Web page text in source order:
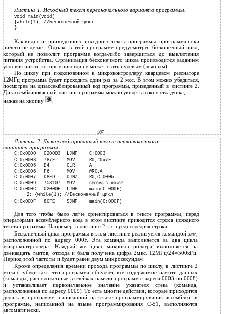
Листинг 1. Исходный текст первоначального варианта программы.
void main(void)
{while(1); //Бесконечный цикл
}
Как видно из приведённого исходного текста программы, программа пока
ничего не делает. Однако в этой программе предусмотрен бесконечный цикл,
который не позволит программе когда-либо завершиться до выключения
питания устройства. Организация бесконечного цикла производится заданием
условия цикла, которое никогда не может стать нулевым (ложным).
По циклу при подключенном к микроконтроллеру кварцевом резонаторе
12МГц программа будет проходить один раз за 2 мкс. В этом можно убедиться,
посмотрев на дизассемблированный код программы, приведенный в листинге 2.
Дизассемблированный листинг программы можно увидеть в окне отладчика,
нажав на кнопку .
107
Листинг 2. Дизассемблированный текст первоначального
варианта программы.
C:0x0000 020003 LJMP
C:0003
C:0x0003
787F MOV
R0,#0x7F
C:0x0005
E4 CLR
A
C:0x0006
F6 MOV @R0,A
C:0x0007 D8FD DJNZ
R0,C:0006
C:0x0009
758107 MOV SP(0x81),#0x07
C:0x000C 02000F LJMP main(C:000F)
2: {while(1); //Бесконечный цикл
C:0x000F
80FE SJMP main(C:000F)
Для того чтобы было легче ориентироваться в тексте программы, перед
операторами ассемблерного кода в этом листинге приводится строка исходного
текста программы. Например, в листинге 2 это предпоследняя строка.
Бесконечный цикл программы в этом листинге реализуется командой SJMP,
расположенной по адресу 000F. Эта команда выполняется за два цикла
микроконтроллера. Каждый же цикл микроконтроллера выполняется за
двенадцать тактов, отсюда и была получена цифра 2мкс. 12МГц/24=500кГц.
Период этой частоты и будет равен двум микросекундам.
Кроме определения времени прохода программы по циклу, в листинге 2
можно убедиться, что программа обнуляет всё содержимое памяти данных
(команды, расположенные в ячейках памяти программ с адреса 0003 по 0008)
и устанавливает первоначальное значение указателя стека (команда,
расположенная по адресу 0009). То есть многие действия, которые приходится
делать в программе, написанной на языке программирования ассемблер, в
программе, написанной на языке программирования C-51, выполняются
автоматически.